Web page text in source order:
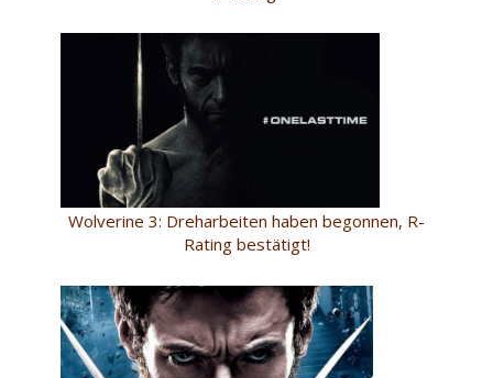
Wolverine 3: Dreharbeiten haben begonnen, R-
Rating bestätigt!